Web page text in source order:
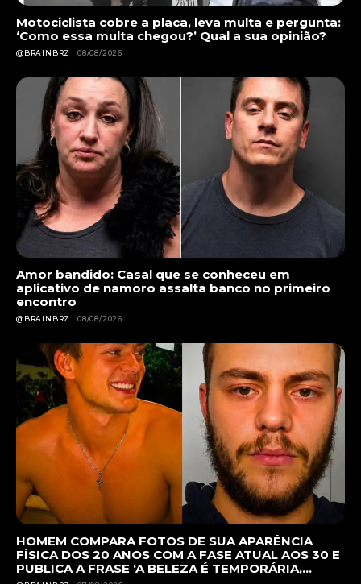
Motociclista cobre a placa, leva multa e pergunta:
‘Como essa multa chegou?’ Qual a sua opinião?
@BRAINBRZ 08/08/2026
Amor bandido: Casal que se conheceu em
aplicativo de namoro assalta banco no primeiro
encontro
@BRAINBRZ 08/08/2026
HOMEM COMPARA FOTOS DE SUA APARÊNCIA
FÍSICA DOS 20 ANOS COM A FASE ATUAL AOS 30 E
PUBLICA A FRASE ‘A BELEZA É TEMPORÁRIA,...